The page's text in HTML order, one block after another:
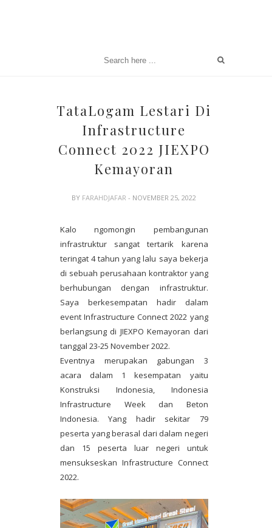
TataLogam Lestari Di
Infrastructure
Connect 2022 JIEXPO
Kemayoran
BY FARAHDJAFAR- NOVEMBER 25, 2022
Kalo ngomongin pembangunan
infrastruktur sangat tertarik karena
teringat 4 tahun yang lalu saya bekerja
di sebuah perusahaan kontraktor yang
berhubungan dengan infrastruktur.
Saya berkesempatan hadir dalam
event Infrastructure Connect 2022 yang
berlangsung di JIEXPO Kemayoran dari
tanggal 23-25 November 2022.
Eventnya merupakan gabungan 3
acara dalam 1 kesempatan yaitu
Konstruksi Indonesia, Indonesia
Infrastructure Week dan Beton
Indonesia. Yang hadir sekitar 79
peserta yang berasal dari dalam negeri
dan 15 peserta luar negeri untuk
mensukseskan Infrastructure Connect
2022.